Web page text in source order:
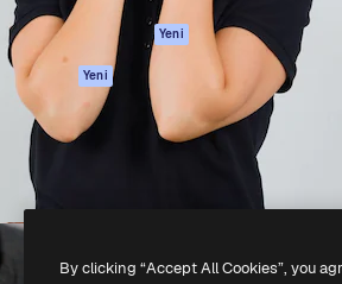
Claude/ChatGPT
için MCP
Yeni
Ajanlar Yeni
API
Mobil Uygulama
Tüm Magnific
araçları
Satış ortakları
Kurumsal
Her hakkı saklıdır
By clicking “Accept All Cookies”, you